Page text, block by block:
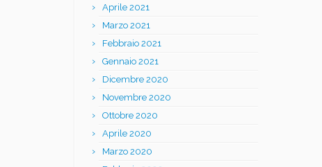
Aprile 2021
Marzo 2021
Febbraio 2021
Gennaio 2021
Dicembre 2020
Novembre 2020
Ottobre 2020
Aprile 2020
Marzo 2020